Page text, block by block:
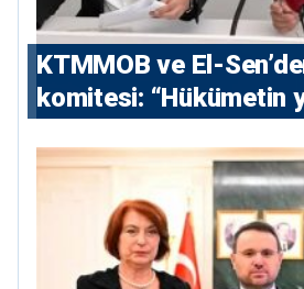
KTMMOB ve El-
komitesi: “Hükümetin